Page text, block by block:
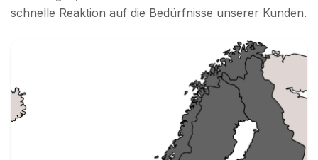
schnelle Reaktion auf die Bedürfnisse unserer Kunden.